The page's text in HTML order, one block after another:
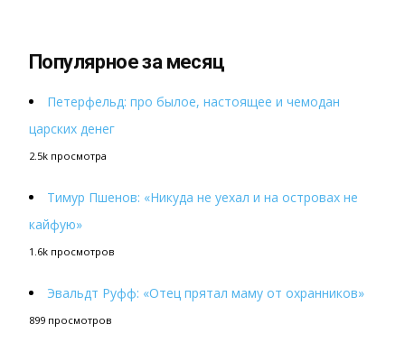
Популярное за месяц
Петерфельд: про былое, настоящее и чемодан
царских денег
2.5k просмотра
Тимур Пшенов: «Никуда не уехал и на островах не
кайфую»
1.6k просмотров
Эвальдт Руфф: «Отец прятал маму от охранников»
899 просмотров